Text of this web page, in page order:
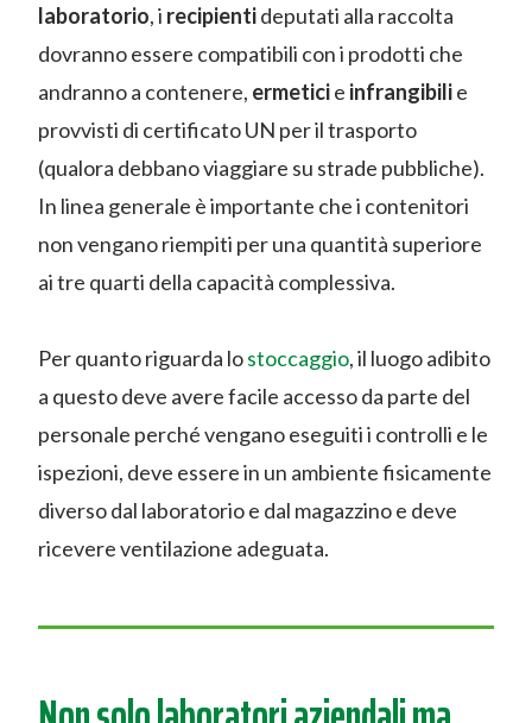
laboratorio, i recipientideputati alla raccolta
dovranno essere compatibili con i prodotti che
andranno a contenere, ermeticie infrangibilie
provvisti di certificato UN per il trasporto
(qualora debbano viaggiare su strade pubbliche).
In linea generale è importante che i contenitori
non vengano riempiti per una quantità superiore
ai tre quarti della capacità complessiva.
Per quanto riguarda lostoccaggio, il luogo adibito
a questo deve avere facile accesso da parte del
personale perché vengano eseguiti i controlli e le
ispezioni, deve essere in un ambiente fisicamente
diverso dal laboratorio e dal magazzino e deve
ricevere ventilazione adeguata.